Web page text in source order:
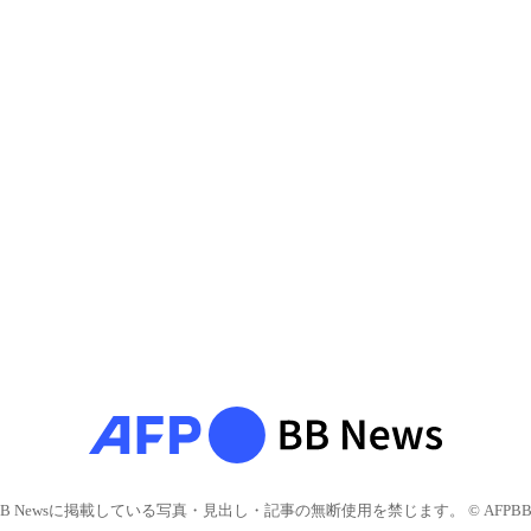
Newsに掲載している写真・見出し・記事の無断使用を禁じます。 © AFPBB